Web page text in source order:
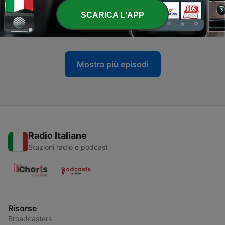
11 - Angelo Mai, la destra e chi vuole batterla
10 Lug 2026
Mostra più episodi
Radio Italiane
Stazioni radio e podcast
Risorse
Broadcasters
SCARICA L'APP